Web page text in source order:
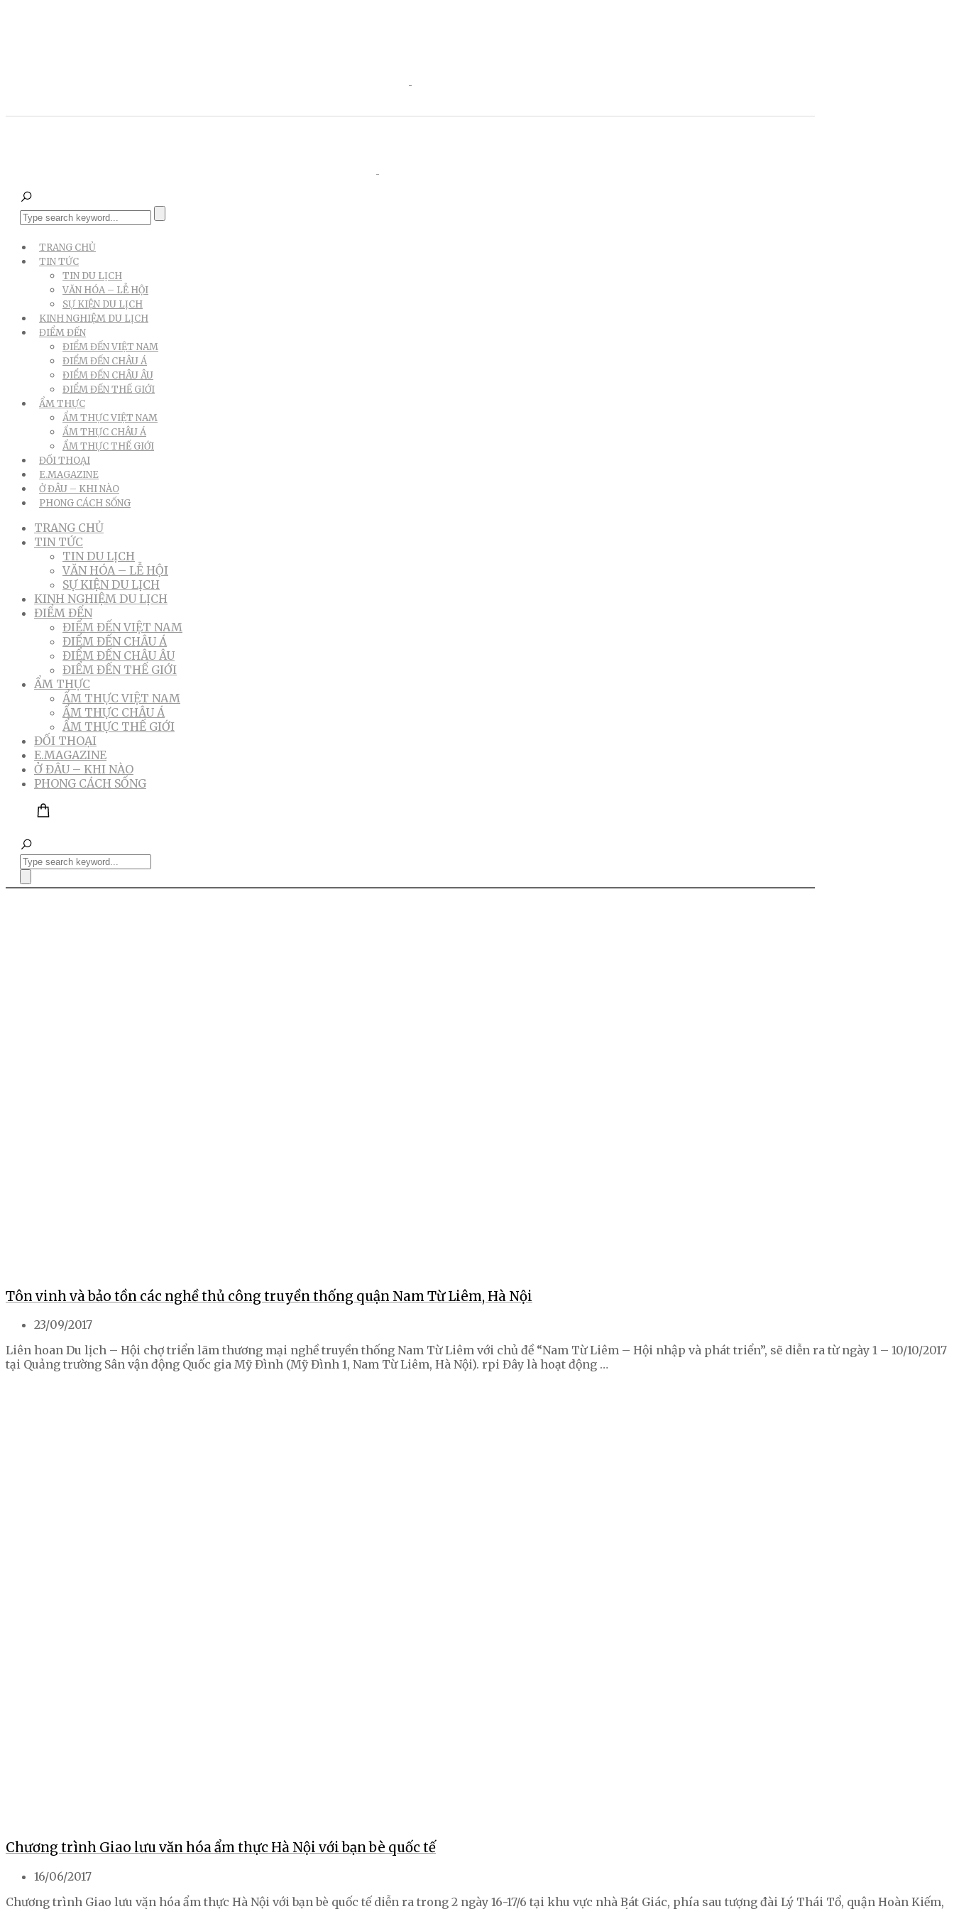
TRANG CHỦ
TIN TỨC
TIN DU LỊCH
VĂN HÓA – LỄ HỘI
SỰ KIỆN DU LỊCH
KINH NGHIỆM DU LỊCH
ĐIỂM ĐẾN
ĐIỂM ĐẾN VIỆT NAM
ĐIỂM ĐẾN CHÂU Á
ĐIỂM ĐẾN CHÂU ÂU
ĐIỂM ĐẾN THẾ GIỚI
ẨM THỰC
ẨM THỰC VIỆT NAM
ẨM THỰC CHÂU Á
ẨM THỰC THẾ GIỚI
ĐỐI THOẠI
E.MAGAZINE
Ở ĐÂU – KHI NÀO
PHONG CÁCH SỐNG
TRANG CHỦ
TIN TỨC
TIN DU LỊCH
VĂN HÓA – LỄ HỘI
SỰ KIỆN DU LỊCH
KINH NGHIỆM DU LỊCH
ĐIỂM ĐẾN
ĐIỂM ĐẾN VIỆT NAM
ĐIỂM ĐẾN CHÂU Á
ĐIỂM ĐẾN CHÂU ÂU
ĐIỂM ĐẾN THẾ GIỚI
ẨM THỰC
ẨM THỰC VIỆT NAM
ẨM THỰC CHÂU Á
ẨM THỰC THẾ GIỚI
ĐỐI THOẠI
E.MAGAZINE
Ở ĐÂU – KHI NÀO
PHONG CÁCH SỐNG
Tôn vinh và bảo tồn các nghề thủ công truyền thống quận Nam Từ Liêm, Hà Nội
23/09/2017
Liên hoan Du lịch – Hội chợ triển lãm thương mại nghề truyền thống Nam Từ Liêm với chủ đề “Nam Từ Liêm – Hội nhập và phát triển”, sẽ diễn ra từ ngày 1 – 10/10/2017
tại Quảng trường Sân vận động Quốc gia Mỹ Đình (Mỹ Đình 1, Nam Từ Liêm, Hà Nội). rpi Đây là hoạt động …
Chương trình Giao lưu văn hóa ẩm thực Hà Nội với bạn bè quốc tế
16/06/2017
Chương trình Giao lưu văn hóa ẩm thực Hà Nội với bạn bè quốc tế diễn ra trong 2 ngày 16-17/6 tại khu vực nhà Bát Giác, phía sau tượng đài Lý Thái Tổ, quận Hoàn Kiếm,